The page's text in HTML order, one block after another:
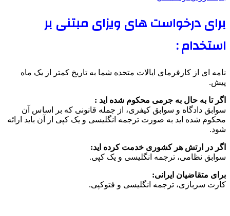
برای درخواست های ویزای مبتنی بر
استخدام :
نامه ای از کارفرمای ایالات متحده شما به تاریخ کمتر از یک ماه
پیش.
اگر تا به حال به جرمی محکوم شده اید :
سوابق دادگاه و سوابق کیفری، از جمله قانونی که بر اساس آن
محکوم شده اید به صورت ترجمه انگلیسی و یک کپی از آن باید ارائه
شود.
اگر در ارتش هر کشوری خدمت کرده اید:
سوابق نظامی، ترجمه انگلیسی و یک کپی.
برای متقاضیان ایرانی:
کارت سربازی، ترجمه انگلیسی و فتوکپی.